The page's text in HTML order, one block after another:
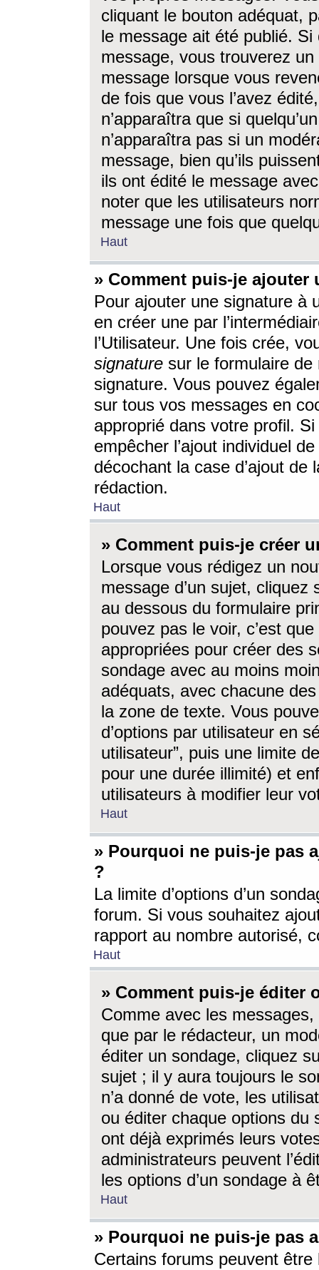
cliquant le bouton adéquat,
le message ait été publié. Si
message, vous trouverez
message lorsque vous
de fois que vous l’avez
n’apparaîtra que si
n’apparaîtra pas si un
message, bien qu’ils
ils ont édité le message
noter que les utilisateurs
message une fois que
Haut
» Comment puis-je ajouter
Pour ajouter une signature à
en créer une par
l’Utilisateur. Une fois crée,
signature sur le formulaire de
signature. Vous pouvez
sur tous vos messages en
approprié dans votre profil.
empêcher l’ajout individuel
décochant la case d’ajout
rédaction.
Haut
» Comment puis-je créer
Lorsque vous rédigez un
message d’un sujet, cliquez
au dessous du formulaire
pouvez pas le voir, c’est
appropriées pour créer des
sondage avec au moins
adéquats, avec chacune
la zone de texte. Vous
d’options par utilisateur en
utilisateur”, puis une limite
pour une durée illimité) et
utilisateurs à modifier leur
Haut
» Pourquoi ne puis-je pas
?
La limite d’options d’un
forum. Si vous souhaitez
rapport au nombre autorisé,
Haut
» Comment puis-je éditer
Comme avec les
que par le rédacteur, un
éditer un sondage, cliquez
sujet ; il y aura toujours le
n’a donné de vote, les
ou éditer chaque options du
ont déjà exprimés leurs
administrateurs peuvent
les options d’un sondage à
Haut
» Pourquoi ne puis-je pas
Certains forums peuvent être